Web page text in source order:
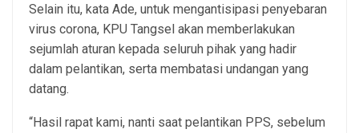
Selain itu, kata Ade, untuk mengantisipasi penyebaran
virus corona, KPU Tangsel akan memberlakukan
sejumlah aturan kepada seluruh pihak yang hadir
dalam pelantikan, serta membatasi undangan yang
datang.
“Hasil rapat kami, nanti saat pelantikan PPS, sebelum